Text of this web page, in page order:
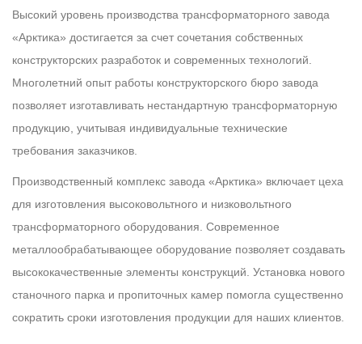
Высокий уровень производства трансформаторного завода
«Арктика» достигается за счет сочетания собственных
конструкторских разработок и современных технологий.
Многолетний опыт работы конструкторского бюро завода
позволяет изготавливать нестандартную трансформаторную
продукцию, учитывая индивидуальные технические
требования заказчиков.
Производственный комплекс завода «Арктика» включает цеха
для изготовления высоковольтного и низковольтного
трансформаторного оборудования. Современное
металлообрабатывающее оборудование позволяет создавать
высококачественные элементы конструкций. Установка нового
станочного парка и пропиточных камер помогла существенно
сократить сроки изготовления продукции для наших клиентов.